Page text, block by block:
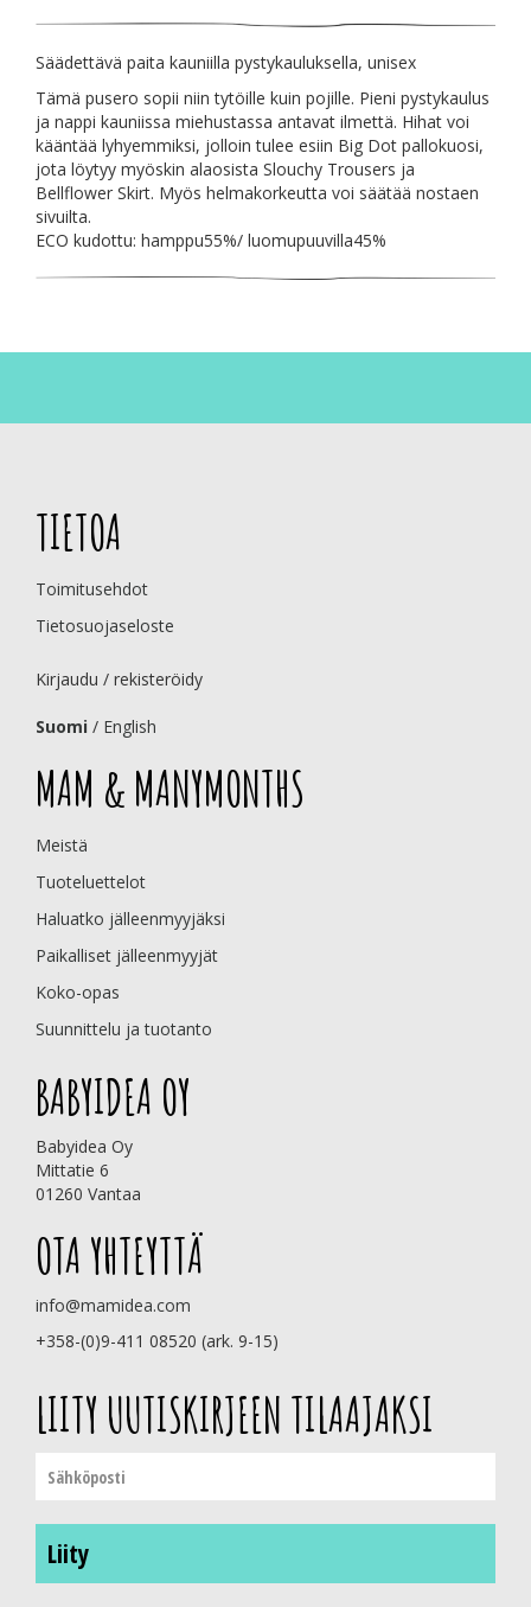
Säädettävä paita kauniilla pystykauluksella, unisex
Tämä pusero sopii niin tytöille kuin pojille. Pieni pystykaulus
ja nappi kauniissa miehustassa antavat ilmettä. Hihat voi
kääntää lyhyemmiksi, jolloin tulee esiin Big Dot pallokuosi,
jota löytyy myöskin alaosista Slouchy Trousers ja
Bellflower Skirt. Myös helmakorkeutta voi säätää nostaen
sivuilta.
ECO kudottu: hamppu55%/ luomupuuvilla45%
TIETOA
Toimitusehdot
Tietosuojaseloste
Kirjaudu / rekisteröidy
Suomi / English
MAM & MANYMONTHS
Meistä
Tuoteluettelot
Haluatko jälleenmyyjäksi
Paikalliset jälleenmyyjät
Koko-opas
Suunnittelu ja tuotanto
BABYIDEA OY
Babyidea Oy
Mittatie 6
01260 Vantaa
OTA YHTEYTTÄ
info@mamidea.com
+358-(0)9-411 08520 (ark. 9-15)
LIITY UUTISKIRJEEN TILAAJAKSI
Liity